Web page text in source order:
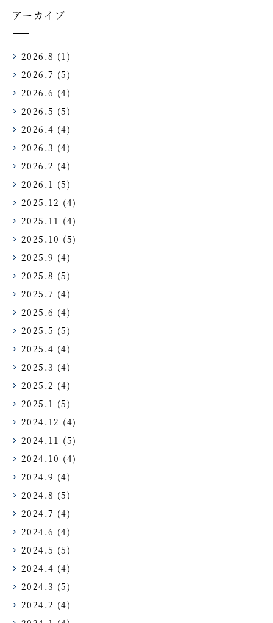
アーカイブ
2026.8 (1)
2026.7 (5)
2026.6 (4)
2026.5 (5)
2026.4 (4)
2026.3 (4)
2026.2 (4)
2026.1 (5)
2025.12 (4)
2025.11 (4)
2025.10 (5)
2025.9 (4)
2025.8 (5)
2025.7 (4)
2025.6 (4)
2025.5 (5)
2025.4 (4)
2025.3 (4)
2025.2 (4)
2025.1 (5)
2024.12 (4)
2024.11 (5)
2024.10 (4)
2024.9 (4)
2024.8 (5)
2024.7 (4)
2024.6 (4)
2024.5 (5)
2024.4 (4)
2024.3 (5)
2024.2 (4)